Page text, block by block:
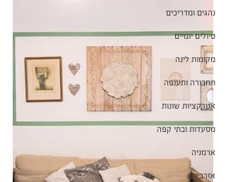
נהגים ומדריכים
טיולים יומיים
מקומות לינה
תחבורה ותעופה
אטרקציות שונות
מסעדות ובתי קפה
ארמניה
אזרבייג'ן